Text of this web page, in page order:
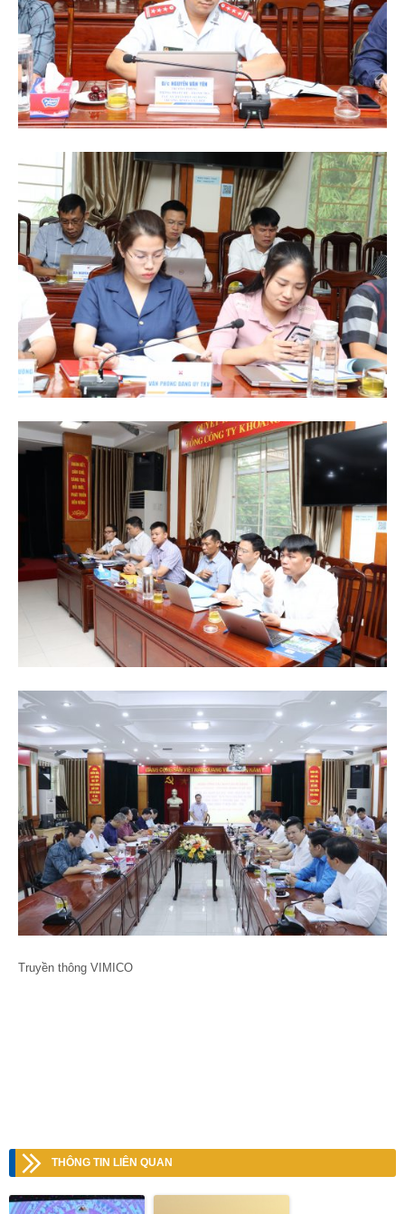
Truyền thông VIMICO
THÔNG TIN LIÊN QUAN